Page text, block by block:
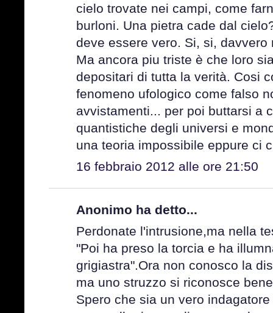
cielo trovate nei campi, come
burloni. Una pietra cade dal
deve essere vero. Si, si, davvero
Ma ancora piu triste è che loro
depositari di tutta la verità. Cosi
fenomeno ufologico come falso
avvistamenti... per poi buttarsi a
quantistiche degli universi e
una teoria impossibile eppure ci
16 febbraio 2012 alle ore 21:50
Anonimo ha detto...
Perdonate l'intrusione,ma nella
"Poi ha preso la torcia e ha
grigiastra".Ora non conosco la
ma uno struzzo si riconosce
Spero che sia un vero